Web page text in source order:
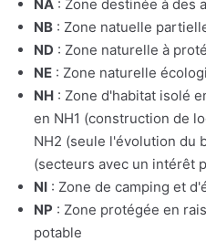
NA : Zone destinée à des
NB : Zone natuelle
ND : Zone naturelle à
NE : Zone naturelle
NH : Zone d'habitat isolé
en NH1 (construction de
NH2 (seule l'évolution du
(secteurs avec un intérêt
NI : Zone de camping et
NP : Zone protégée en
potable